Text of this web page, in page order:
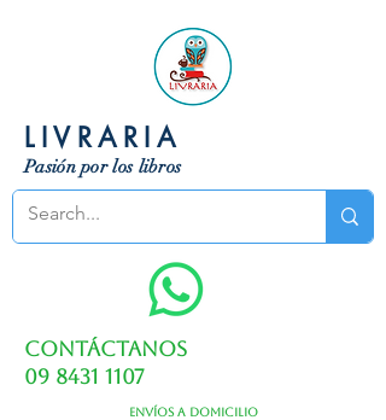
LIVRARIA
Pasión por los libros
Contáctanos
09 8431 1107
Envíos a domicilio